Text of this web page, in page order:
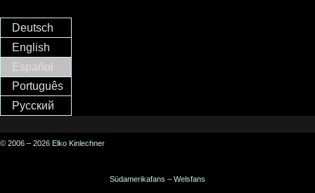
Deutsch
English
Español
Português
Русский
© 2006 – 2026 Elko Kinlechner
Südamerikafans – Welsfans